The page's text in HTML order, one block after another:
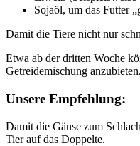
Sojaöl, um das Futter
Damit die Tiere nicht nur
Etwa ab der dritten Woche
Getreidemischung
Unsere Empfehlung:
Damit die Gänse zum
Tier auf das Doppelte.